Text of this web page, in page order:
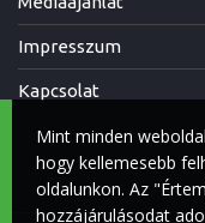
Impresszum
Kapcsolat
Mint minden
hogy kellemesebb
oldalunkon. Az
hozzájárulásodat